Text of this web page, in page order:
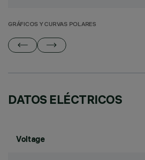
GRÁFICOS Y CURVAS POLARES
DATOS ELÉCTRICOS
Voltage